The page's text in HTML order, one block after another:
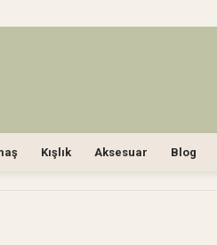
Kışlık Aksesuar Blog